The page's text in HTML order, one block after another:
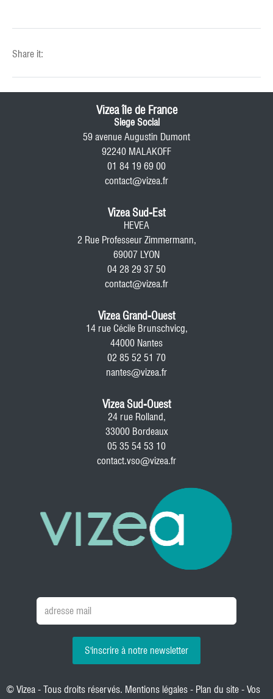
Share it:
Vizea île de France
Siege Social
59 avenue Augustin Dumont
92240 MALAKOFF
01 84 19 69 00
contact@vizea.fr
Vizea Sud-Est
HEVEA
2 Rue Professeur Zimmermann,
69007 LYON
04 28 29 37 50
contact@vizea.fr
Vizea Grand-Ouest
14 rue Cécile Brunschvicg,
44000 Nantes
02 85 52 51 70
nantes@vizea.fr
Vizea Sud-Ouest
24 rue Rolland,
33000 Bordeaux
05 35 54 53 10
contact.vso@vizea.fr
S'inscrire à notre newsletter
© Vizea - Tous droits réservés. Mentions légales - Plan du site - Vos